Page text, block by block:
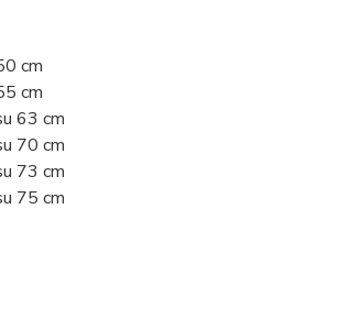
cm
cm
63 cm
70 cm
73 cm
75 cm